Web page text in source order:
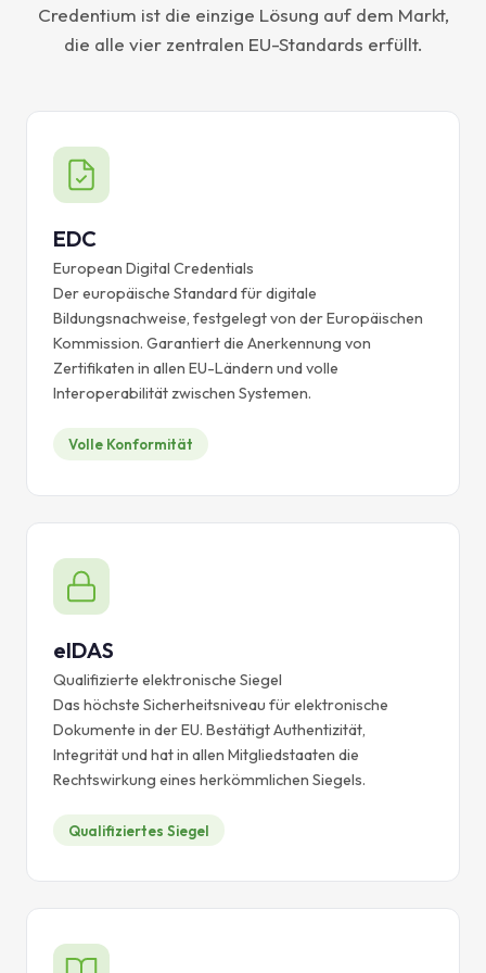
Credentium ist die einzige Lösung auf dem Markt,
die alle vier zentralen EU-Standards erfüllt.
EDC
European Digital Credentials
Der europäische Standard für digitale
Bildungsnachweise, festgelegt von der Europäischen
Kommission. Garantiert die Anerkennung von
Zertifikaten in allen EU-Ländern und volle
Interoperabilität zwischen Systemen.
Volle Konformität
eIDAS
Qualifizierte elektronische Siegel
Das höchste Sicherheitsniveau für elektronische
Dokumente in der EU. Bestätigt Authentizität,
Integrität und hat in allen Mitgliedstaaten die
Rechtswirkung eines herkömmlichen Siegels.
Qualifiziertes Siegel